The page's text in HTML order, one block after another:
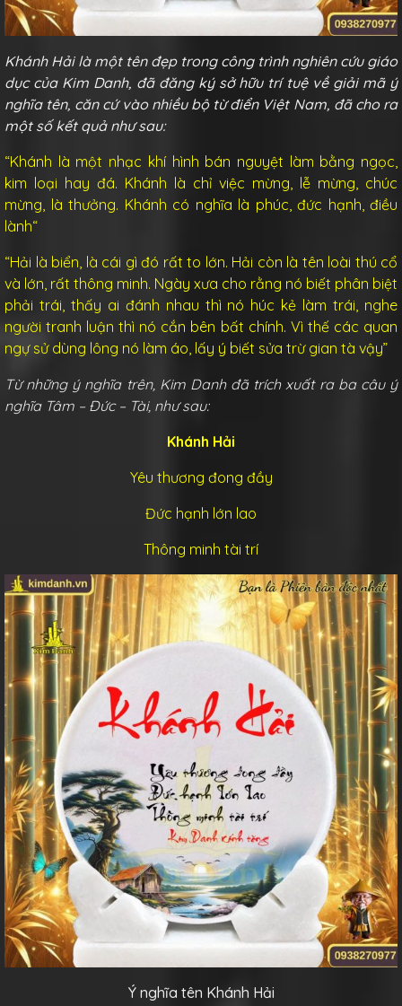
Khánh Hải là một tên đẹp trong công trình nghiên cứu giáo
dục của Kim Danh, đã đăng ký sở hữu trí tuệ về giải mã ý
nghĩa tên, căn cứ vào nhiều bộ từ điển Việt Nam, đã cho ra
một số kết quả như sau:
“Khánh là một nhạc khí hình bán nguyệt làm bằng ngọc,
kim loại hay đá. Khánh là chỉ việc mừng, lễ mừng, chúc
mừng, là thưởng. Khánh có nghĩa là phúc, đức hạnh, điều
lành“
“Hải là biển, là cái gì đó rất to lớn. Hải còn là tên loài thú cổ
và lớn, rất thông minh. Ngày xưa cho rằng nó biết phân biệt
phải trái , thấy ai đánh nhau thì nó húc kẻ làm trái, nghe
người tranh luận thì nó cắn bên bất chính. Vì thế các quan
ngự sử dùng lông nó làm áo, lấy ý biết sửa trừ gian tà vậy”
Từ những ý nghĩa trên, Kim Danh đã trích xuất ra ba câu ý
nghĩa Tâm – Đức – Tài, như sau:
Khánh Hải
Yêu thương đong đầy
Đức hạnh lớn lao
Thông minh tài trí
Ý nghĩa tên Khánh Hải